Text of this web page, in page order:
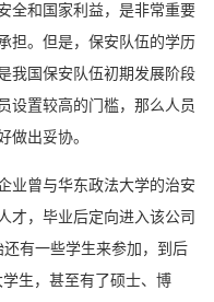
全和国家利益，是非常重要
担。但是，保安队伍的学历
我国保安队伍初期发展阶段
设置较高的门槛，那么人员
做出妥协。
业曾与华东政法大学的治安
才，毕业后定向进入该公司
有一些学生来参加，到后
生，甚至有了硕士、博